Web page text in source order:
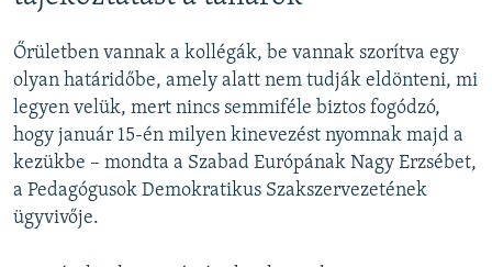
Őrületben vannak a kollégák, be vannak szorítva egy
olyan határidőbe, amely alatt nem tudják eldönteni, mi
legyen velük, mert nincs semmiféle biztos fogódzó,
hogy január 15-én milyen kinevezést nyomnak majd a
kezükbe – mondta a Szabad Európának Nagy Erzsébet,
a Pedagógusok Demokratikus Szakszervezetének
ügyvivője.